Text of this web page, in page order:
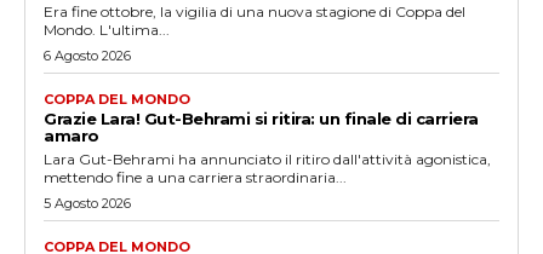
Era fine ottobre, la vigilia di una nuova stagione di Coppa del
Mondo. L'ultima...
6 Agosto 2026
COPPA DEL MONDO
Grazie Lara! Gut-Behrami si ritira: un finale di carriera
amaro
Lara Gut-Behrami ha annunciato il ritiro dall'attività agonistica,
mettendo fine a una carriera straordinaria...
5 Agosto 2026
COPPA DEL MONDO